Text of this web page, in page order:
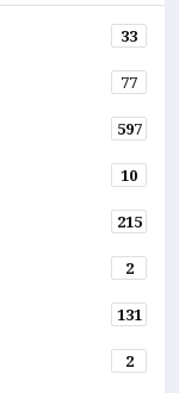
33
77
597
10
215
2
131
2